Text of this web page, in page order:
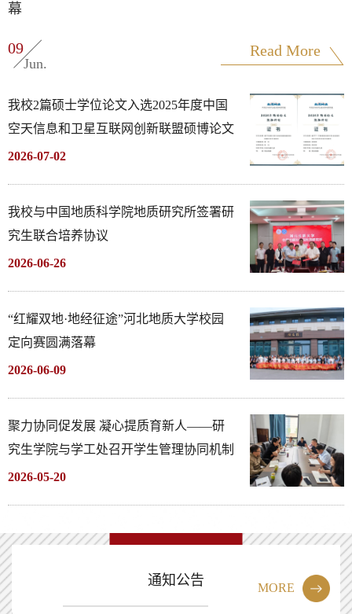
幕
09
Jun.
Read More
我校2篇硕士学位论文入选2025年度中国
空天信息和卫星互联网创新联盟硕博论文
激励计划
2026-07-02
我校与中国地质科学院地质研究所签署研
究生联合培养协议
2026-06-26
“红耀双地·地经征途”河北地质大学校园
定向赛圆满落幕
2026-06-09
聚力协同促发展 凝心提质育新人——研
究生学院与学工处召开学生管理协同机制
专项沟通会
2026-05-20
通知公告 MORE